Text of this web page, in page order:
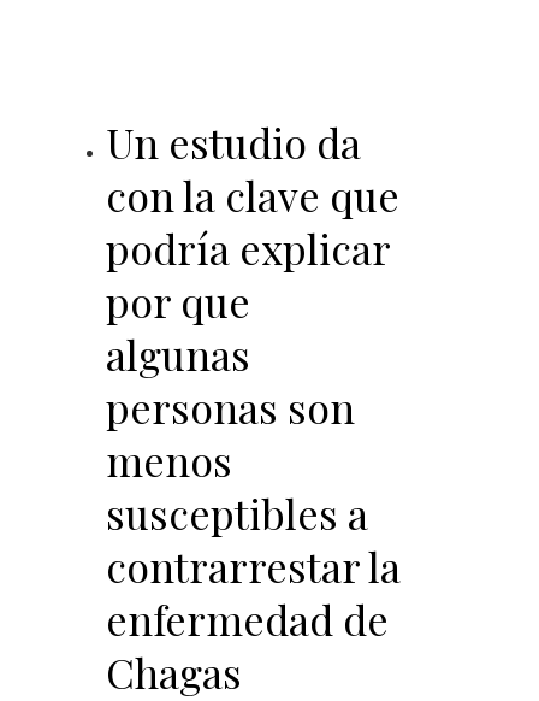
Un estudio da
con la clave que
podría explicar
por que
algunas
personas son
menos
susceptibles a
contrarrestar la
enfermedad de
Chagas